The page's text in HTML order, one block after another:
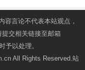
容言论不代表本站观点，
交相关链接至邮箱
予以处理。
All Rights Reserved.站